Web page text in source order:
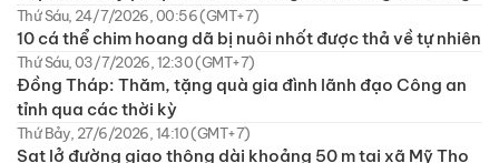
Thứ Sáu, 24/7/2026, 00:56 (GMT+7)
10 cá thể chim hoang dã bị nuôi nhốt được thả về tự nhiên
Thứ Sáu, 03/7/2026, 12:30 (GMT+7)
Đồng Tháp: Thăm, tặng quà gia đình lãnh đạo Công an
tỉnh qua các thời kỳ
Thứ Bảy, 27/6/2026, 14:10 (GMT+7)
Sạt lở đường giao thông dài khoảng 50 m tại xã Mỹ Thọ